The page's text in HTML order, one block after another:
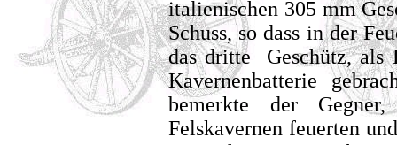
italienischen 305 mm
Schuss, so dass in der
das dritte Geschütz, als
Kavernenbatterie
bemerkte der
Felskavernen feuerten